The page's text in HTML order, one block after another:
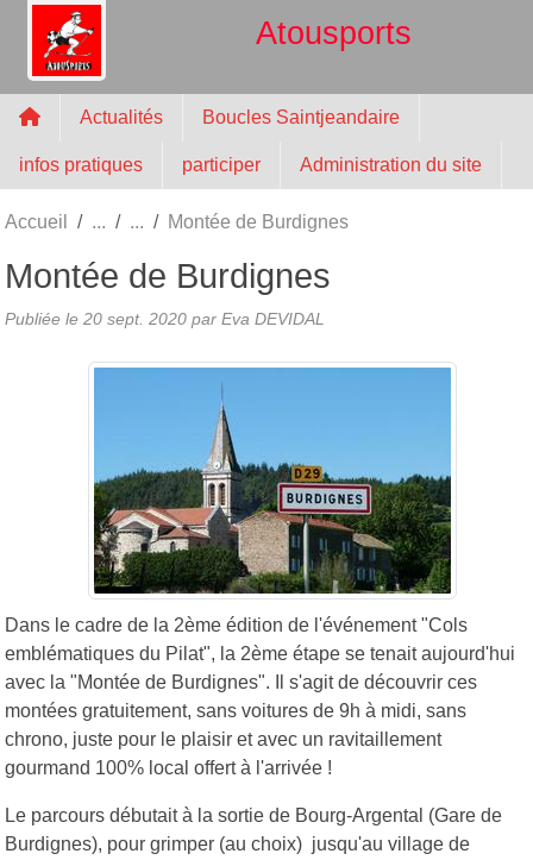
Atousports
Actualités Boucles Saintjeandaire
infos pratiques participer Administration du site
Accueil Montée de Burdignes
Montée de Burdignes
Publiée le 20 sept. 2020 par Eva DEVIDAL
Dans le cadre de la 2ème édition de l'événement "Cols
emblématiques du Pilat", la 2ème étape se tenait aujourd'hui
avec la "Montée de Burdignes". Il s'agit de découvrir ces
montées gratuitement, sans voitures de 9h à midi, sans
chrono, juste pour le plaisir et avec un ravitaillement
gourmand 100% local offert à l'arrivée !
Le parcours débutait à la sortie de Bourg-Argental (Gare de
Burdignes), pour grimper (au choix) jusqu'au village de
Panneau de gestion des cookies